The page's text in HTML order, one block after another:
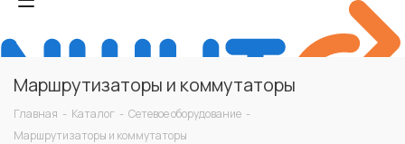
Маршрутизаторы и коммутаторы
Главная - Каталог - Сетевое оборудование -
Маршрутизаторы и коммутаторы